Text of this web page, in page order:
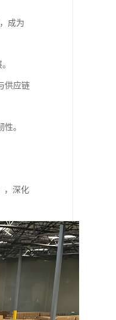
成为
供应链
。
，深化